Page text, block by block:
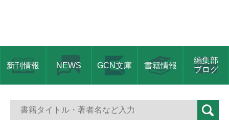
新刊情報 NEWS GCN文庫 書籍情報
編集部
ブログ